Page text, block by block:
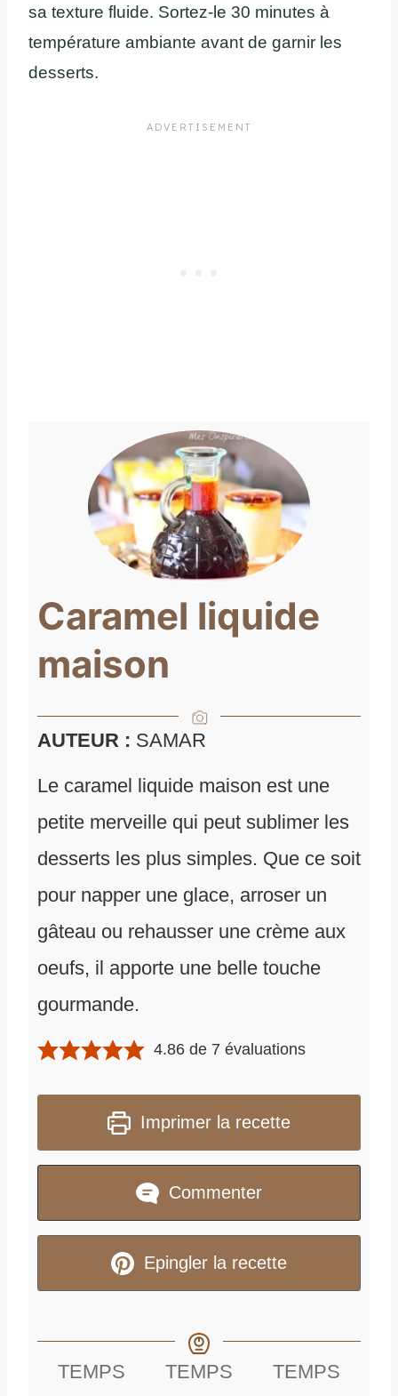
sa texture fluide. Sortez-le 30 minutes à
température ambiante avant de garnir les
desserts.
Caramel liquide
maison
AUTEUR : SAMAR
Le caramel liquide maison est une
petite merveille qui peut sublimer les
desserts les plus simples. Que ce soit
pour napper une glace, arroser un
gâteau ou rehausser une crème aux
oeufs, il apporte une belle touche
gourmande.
4.86 de 7 évaluations
Imprimer la recette
Commenter
Epingler la recette
TEMPS
TEMPS
TEMPS